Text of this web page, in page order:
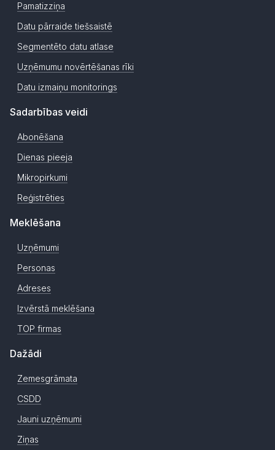
Pamatizziņa
Datu pārraide tiešsaistē
Segmentēto datu atlase
Uzņēmumu novērtēšanas rīki
Datu izmaiņu monitorings
Sadarbības veidi
Abonēšana
Dienas pieeja
Mikropirkumi
Reģistrēties
Meklēšana
Uzņēmumi
Personas
Adreses
Izvērstā meklēšana
TOP firmas
Dažādi
Zemesgrāmata
CSDD
Jauni uzņēmumi
Ziņas